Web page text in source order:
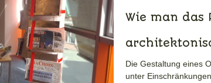
Wie man das
Die Gestaltung eines
unter